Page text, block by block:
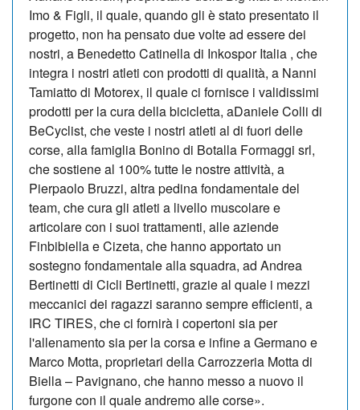
Imo & Figli, il quale, quando gli è stato presentato il
progetto, non ha pensato due volte ad essere dei
nostri, a Benedetto Catinella di Inkospor Italia , che
integra i nostri atleti con prodotti di qualità, a Nanni
Tamiatto di Motorex, il quale ci fornisce i validissimi
prodotti per la cura della bicicletta, aDaniele Colli di
BeCyclist, che veste i nostri atleti al di fuori delle
corse, alla famiglia Bonino di Botalla Formaggi srl,
che sostiene al 100% tutte le nostre attività, a
Pierpaolo Bruzzi, altra pedina fondamentale del
team, che cura gli atleti a livello muscolare e
articolare con i suoi trattamenti, alle aziende
Finbibiella e Cizeta, che hanno apportato un
sostegno fondamentale alla squadra, ad Andrea
Bertinetti di Cicli Bertinetti, grazie al quale i mezzi
meccanici dei ragazzi saranno sempre efficienti, a
IRC TIRES, che ci fornirà i copertoni sia per
l'allenamento sia per la corsa e infine a Germano e
Marco Motta, proprietari della Carrozzeria Motta di
Biella – Pavignano, che hanno messo a nuovo il
furgone con il quale andremo alle corse».